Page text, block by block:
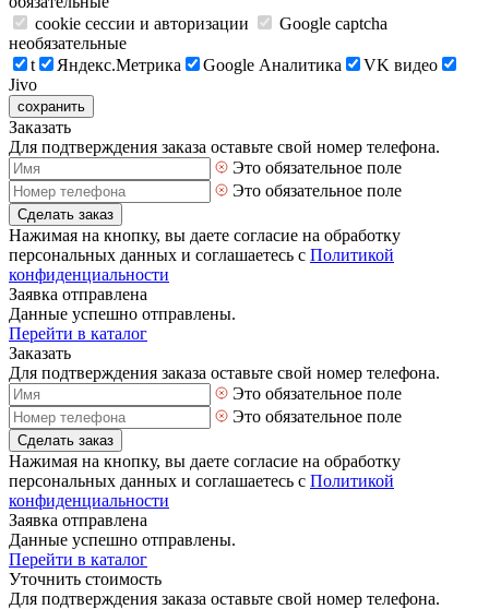
cookie сессии и авторизации
Google captcha
необязательные
t
Яндекс.Метрика Google Аналитика
VK видео
Jivo
сохранить
Заказать
Для подтверждения заказа оставьте свой номер телефона.
Это обязательное поле
Это обязательное поле
Сделать заказ
Нажимая на кнопку, вы даете согласие на обработку
персональных данных и соглашаетесь с Политикой
конфиденциальности
Заявка отправлена
Данные успешно отправлены.
Перейти в каталог
Заказать
Для подтверждения заказа оставьте свой номер телефона.
Это обязательное поле
Это обязательное поле
Сделать заказ
Нажимая на кнопку, вы даете согласие на обработку
персональных данных и соглашаетесь с Политикой
конфиденциальности
Заявка отправлена
Данные успешно отправлены.
Перейти в каталог
Уточнить стоимость
Для подтверждения заказа оставьте свой номер телефона.